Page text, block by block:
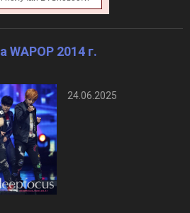
WAPOP 2014 г.
24.06.2025